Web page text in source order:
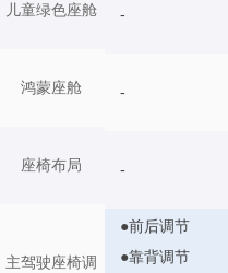
儿童绿色座舱
鸿蒙座舱
座椅布局
主驾驶座椅调
-
-
-
●前后调节
●靠背调节